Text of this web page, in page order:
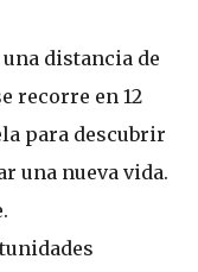
distancia de
recorre en 12
para descubrir
una nueva vida.